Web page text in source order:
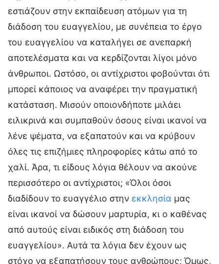
εστιάζουν στην εκπαίδευση ατόμων για τη
διάδοση του ευαγγελίου, με συνέπεια το έργο
του ευαγγελίου να καταλήγει σε ανεπαρκή
αποτελέσματα και να κερδίζονται λίγοι μόνο
άνθρωποι. Ωστόσο, οι αντίχριστοι φοβούνται ότι
μπορεί κάποιος να αναφέρει την πραγματική
κατάσταση. Μισούν οποιονδήποτε μιλάει
ειλικρινά και συμπαθούν όσους είναι ικανοί να
λένε ψέματα, να εξαπατούν και να κρύβουν
όλες τις επιζήμιες πληροφορίες κάτω από το
χαλί. Άρα, τι είδους λόγια θέλουν να ακούνε
περισσότερο οι αντίχριστοι; «Όλοι όσοι
διαδίδουν το ευαγγέλιο στην εκκλησία μας
είναι ικανοί να δώσουν μαρτυρία, κι ο καθένας
από αυτούς είναι ειδικός στη διάδοση του
ευαγγελίου». Αυτά τα λόγια δεν έχουν ως
στόχο να εξαπατήσουν τους ανθρώπους; Όμως,